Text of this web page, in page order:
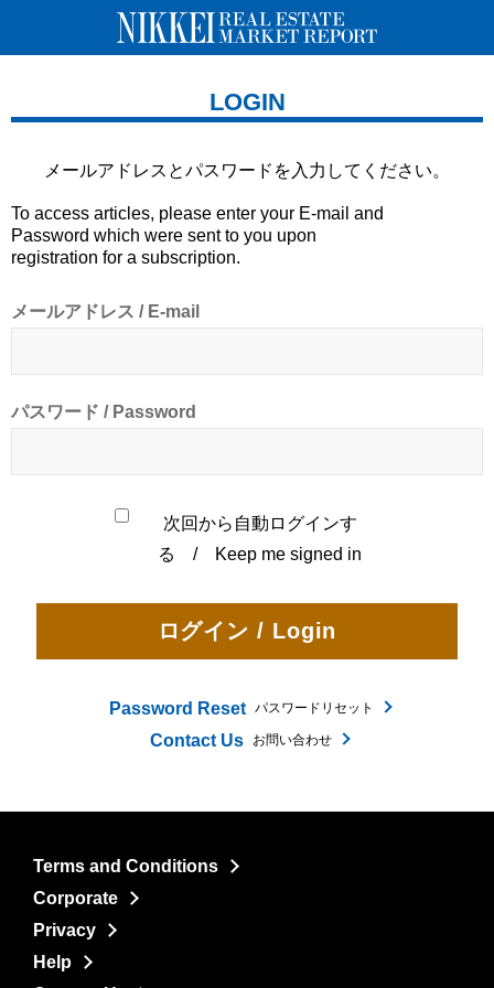
LOGIN
メールアドレスとパスワードを 入力してください。
To access articles, please enter your E-mail and
Password which were sent to you upon
registration for a subscription.
メールアドレス / E-mail
パスワード / Password
次回から自動ログインす
る / Keep me signed in
Password Reset パスワードリセット
Contact Us お問い合わせ
Terms and Conditions
Corporate
Privacy
Help